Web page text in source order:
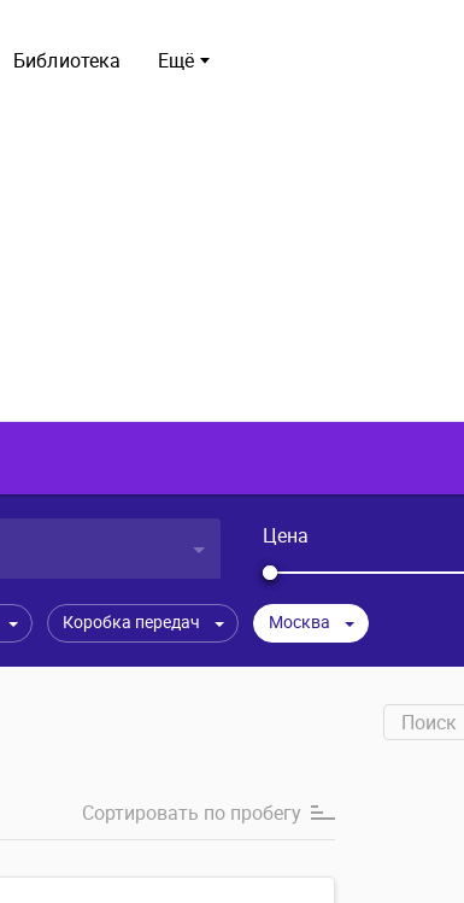
Ещё
Библиотека
Цена
Коробка передач Москва
Сортировать по пробегу